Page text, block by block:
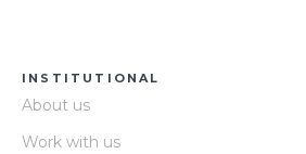
INSTITUTIONAL
About us
Work with us